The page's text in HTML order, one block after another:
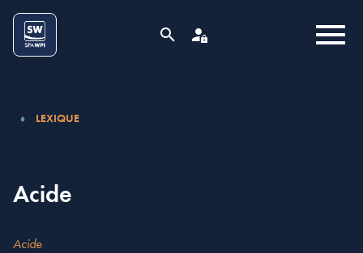
RECHERCHEESPACE PRO
MENU
LEXIQUE
Acide
Acide